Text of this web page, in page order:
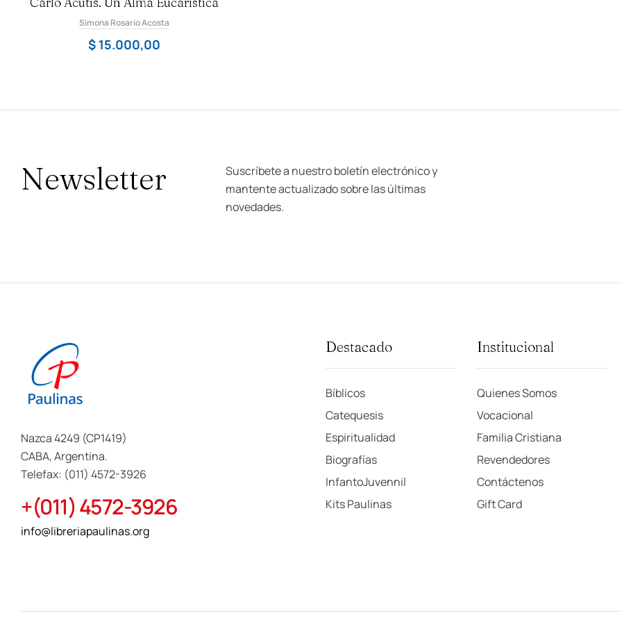
l
r
a
d
o
Simona Rosario Acosta
$ 15.000,00
Newsletter
Suscríbete a nuestro boletín electrónico y
mantente actualizado sobre las últimas
novedades.
Nazca 4249 (CP1419)
CABA, Argentina.
Telefax: (011) 4572-3926
+(011) 4572-3926
info@libreriapaulinas.org
Destacado
Bíblicos
Catequesis
Espiritualidad
Biografías
InfantoJuvennil
Kits Paulinas
Institucional
Quienes Somos
Vocacional
Familia Cristiana
Revendedores
Contáctenos
Gift Card